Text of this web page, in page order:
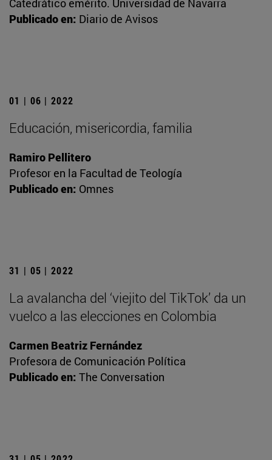
Catedrático emérito. Universidad de Navarra
Publicado en: Diario de Avisos
01 | 06 | 2022
Educación, misericordia, familia
Ramiro Pellitero
Profesor en la Facultad de Teología
Publicado en: Omnes
31 | 05 | 2022
La avalancha del ‘viejito del TikTok’ da un
vuelco a las elecciones en Colombia
Carmen Beatriz Fernández
Profesora de Comunicación Política
Publicado en: The Conversation